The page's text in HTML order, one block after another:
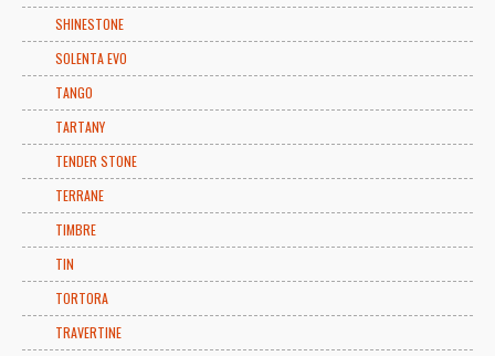
SHINESTONE
SOLENTA EVO
TANGO
TARTANY
TENDER STONE
TERRANE
TIMBRE
TIN
TORTORA
TRAVERTINE